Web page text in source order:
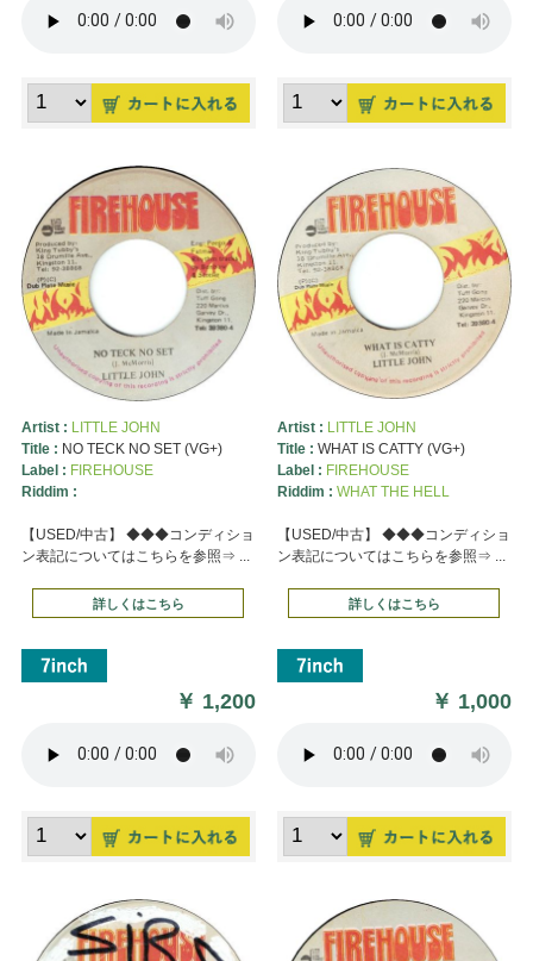
Artist : LITTLE JOHN
Title : NO TECK NO SET (VG+)
Label : FIREHOUSE
Riddim :
【USED/中古】 ◆◆◆コンディショ
ン表記についてはこちらを参照⇒ ...
詳しくはこちら
￥ 1,200
Artist : LITTLE JOHN
Title : WHAT IS CATTY (VG+)
Label : FIREHOUSE
Riddim : WHAT THE HELL
【USED/中古】 ◆◆◆コンディショ
ン表記についてはこちらを参照⇒ ...
詳しくはこちら
￥ 1,000